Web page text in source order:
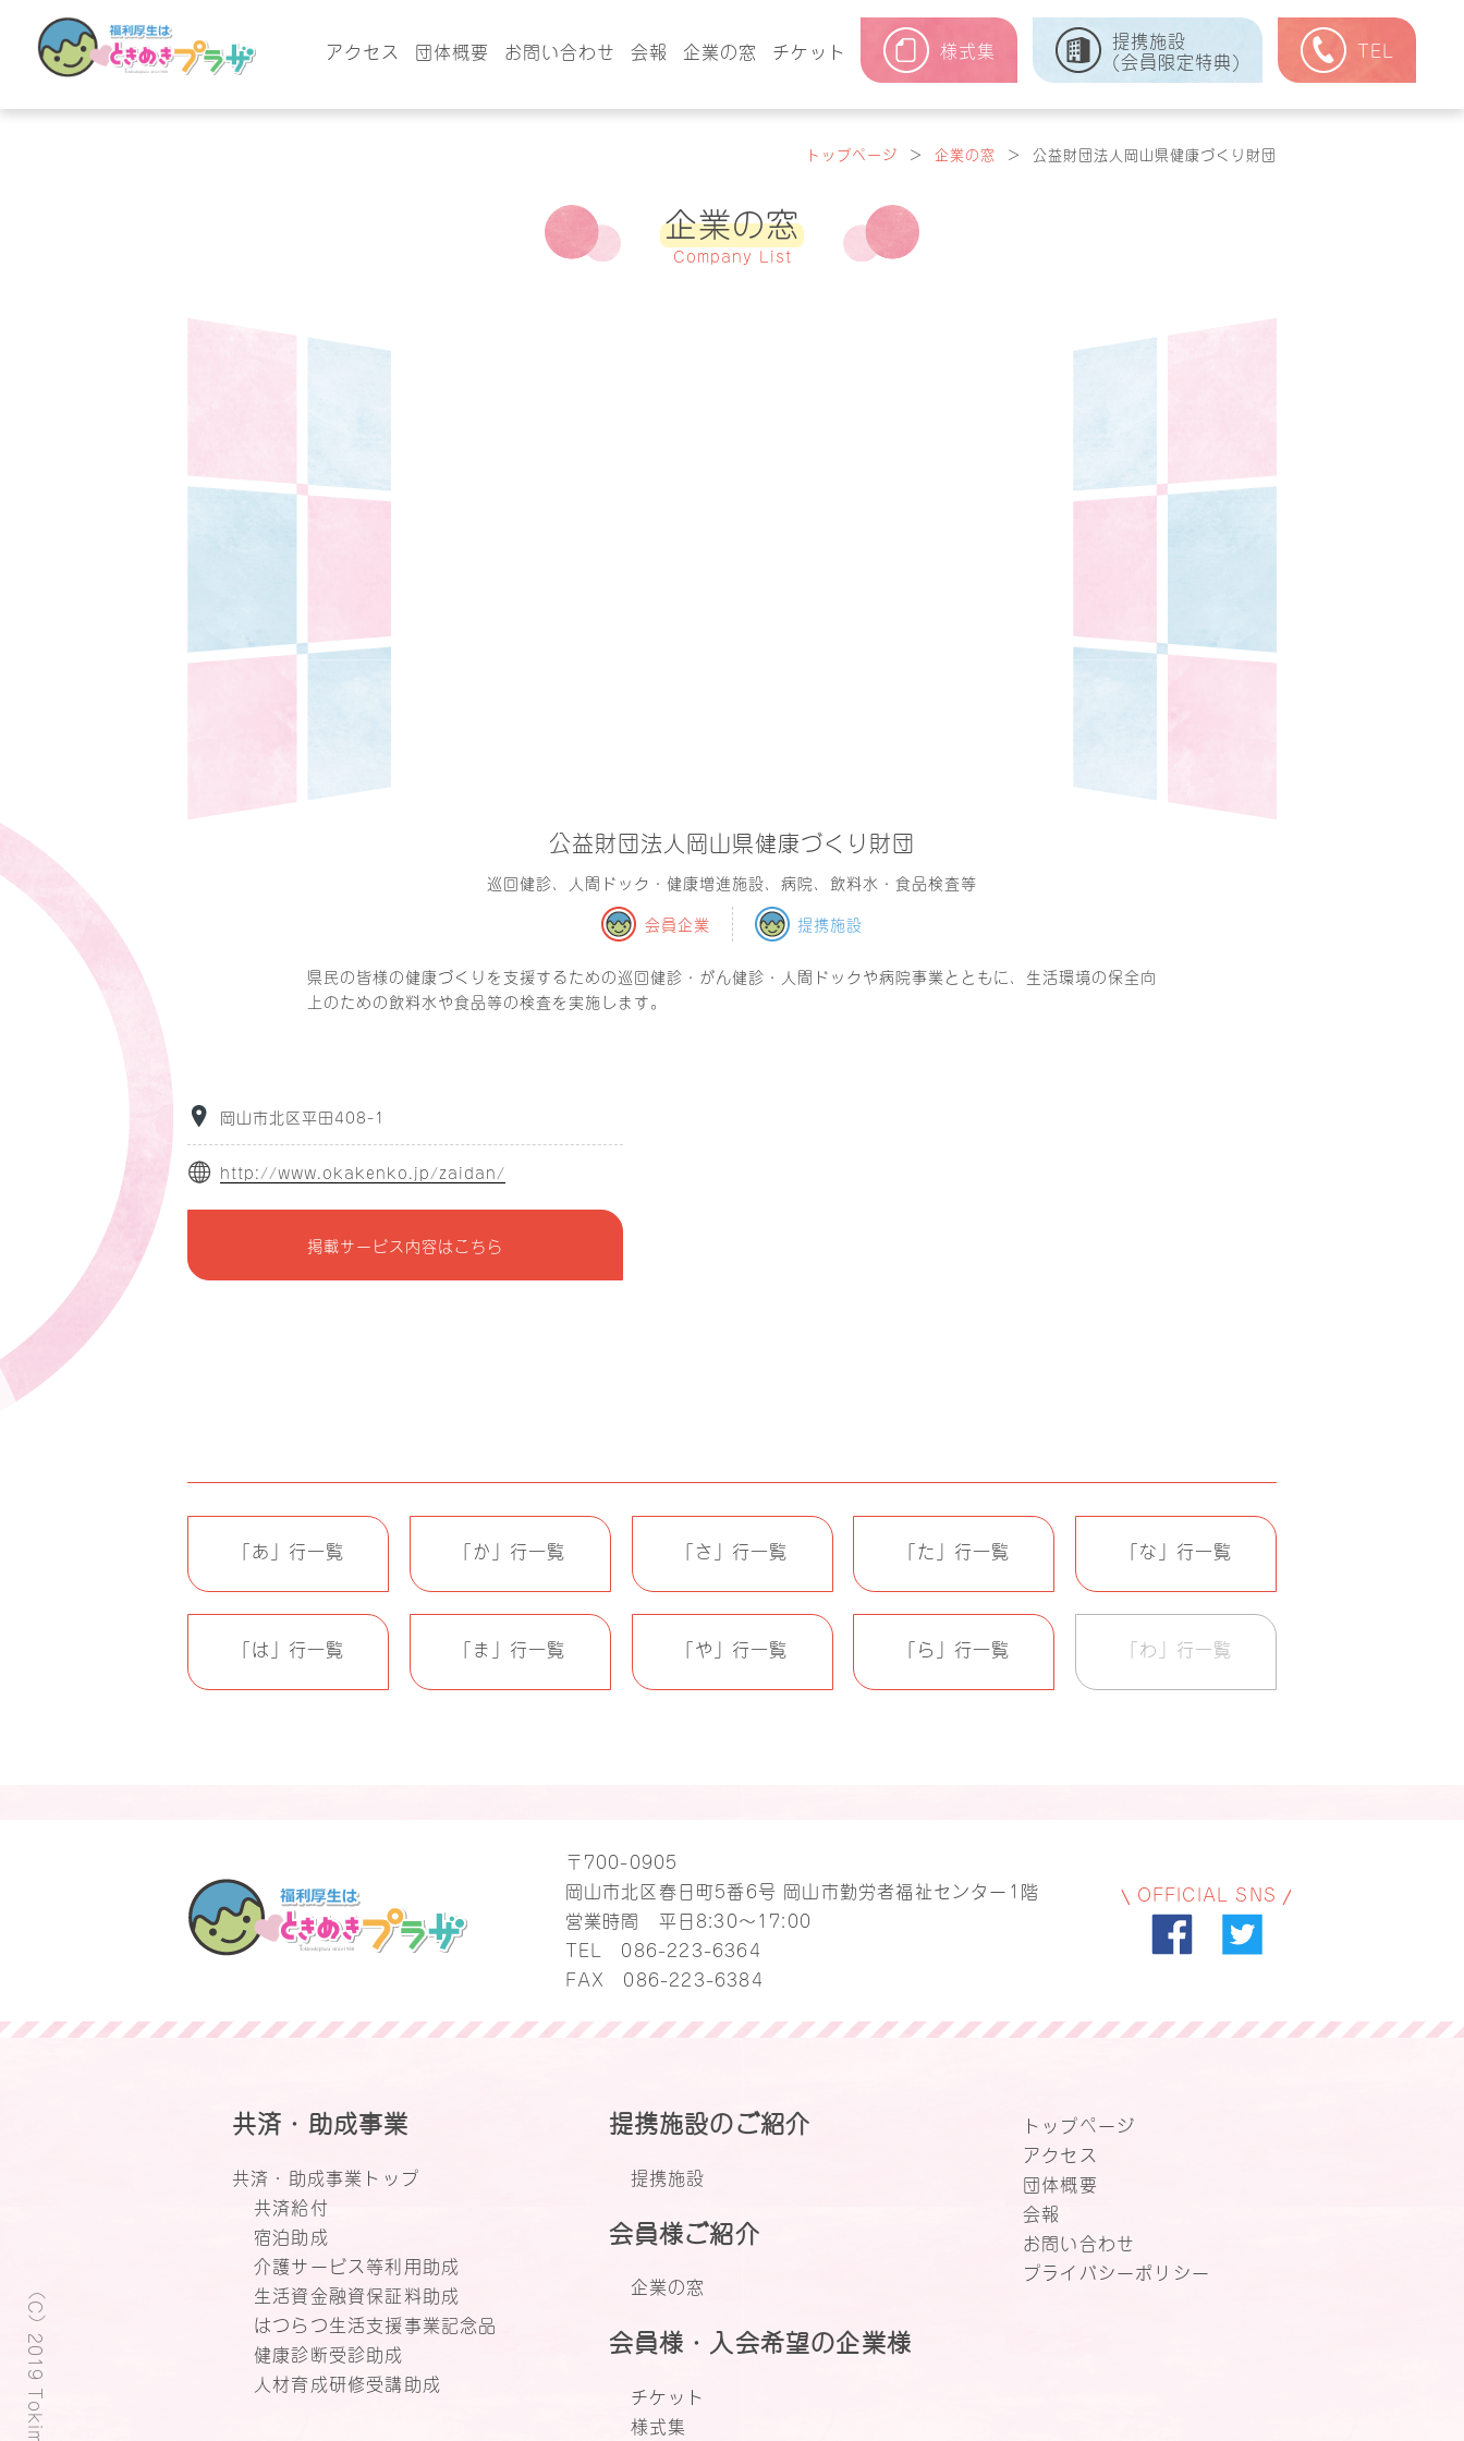
アクセス 団体概要 お問い合わせ 会報 企業の窓 チケット 様式集
提携施設
(会員限定特典)
TEL
トップページ ＞ 企業の窓 ＞ 公益財団法人岡山県健康づくり財団
企業の窓
Company List
公益財団法人岡山県健康づくり財団
巡回健診、人間ドック・健康増進施設、病院、飲料水・食品検査等
会員企業
提携施設
県民の皆様の健康づくりを支援するための巡回健診・がん健診・人間ドックや病院事業とともに、生活環境の保全向
上のための飲料水や食品等の検査を実施します。
岡山市北区平田408-1
http://www.okakenko.jp/zaidan/
掲載サービス内容はこちら
「あ」行一覧 「か」行一覧 「さ」行一覧 「た」行一覧 「な」行一覧
「は」行一覧 「ま」行一覧 「や」行一覧 「ら」行一覧 「わ」行一覧
〒700-0905
岡山市北区春日町5番6号 岡山市勤労者福祉センター1階
営業時間 平日8:30～17:00
TEL 086-223-6364
FAX 086-223-6384
OFFICIAL SNS
共済・助成事業
共済・助成事業トップ
共済給付
宿泊助成
介護サービス等利用助成
生活資金融資保証料助成
はつらつ生活支援事業記念品
健康診断受診助成
人材育成研修受講助成
提携施設のご紹介
提携施設
会員様ご紹介
企業の窓
会員様・入会希望の企業様
チケット
様式集
トップページ
アクセス
団体概要
会報
お問い合わせ
プライバシーポリシー